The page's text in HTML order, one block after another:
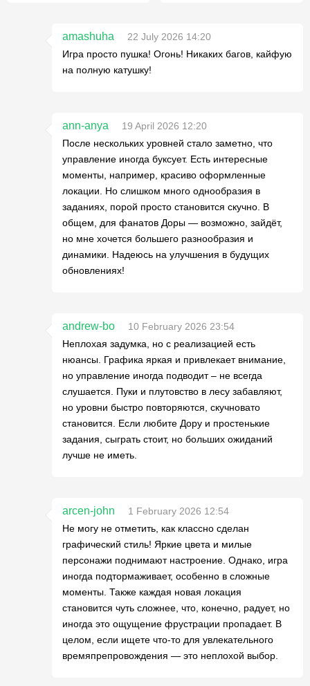
amashuha
22 July 2026 14:20
Игра просто пушка! Огонь! Никаких багов, кайфую
на полную катушку!
ann-anya
19 April 2026 12:20
После нескольких уровней стало заметно, что
управление иногда буксует. Есть интересные
моменты, например, красиво оформленные
локации. Но слишком много однообразия в
заданиях, порой просто становится скучно. В
общем, для фанатов Доры — возможно, зайдёт,
но мне хочется большего разнообразия и
динамики. Надеюсь на улучшения в будущих
обновлениях!
andrew-bo
10 February 2026 23:54
Неплохая задумка, но с реализацией есть
нюансы. Графика яркая и привлекает внимание,
но управление иногда подводит – не всегда
слушается. Пуки и плутовство в лесу забавляют,
но уровни быстро повторяются, скучновато
становится. Если любите Дору и простенькие
задания, сыграть стоит, но больших ожиданий
лучше не иметь.
arcen-john
1 February 2026 12:54
Не могу не отметить, как классно сделан
графический стиль! Яркие цвета и милые
персонажи поднимают настроение. Однако, игра
иногда подтормаживает, особенно в сложные
моменты. Также каждая новая локация
становится чуть сложнее, что, конечно, радует, но
иногда это ощущение фрустрации пропадает. В
целом, если ищете что-то для увлекательного
времяпрепровождения — это неплохой выбор.